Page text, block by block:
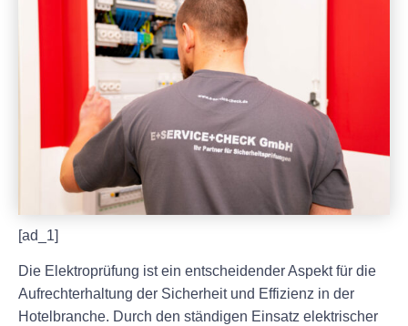
[ad_1]
Die Elektroprüfung ist ein entscheidender Aspekt für die
Aufrechterhaltung der Sicherheit und Effizienz in der
Hotelbranche. Durch den ständigen Einsatz elektrischer